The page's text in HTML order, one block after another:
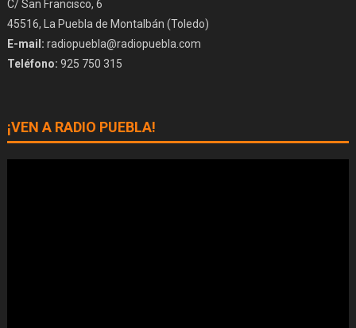
C/ San Francisco, 6
45516, La Puebla de Montalbán (Toledo)
E-mail: radiopuebla@radiopuebla.com
Teléfono: 925 750 315
¡VEN A RADIO PUEBLA!